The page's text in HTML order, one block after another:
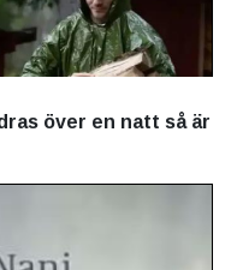
över en natt så är